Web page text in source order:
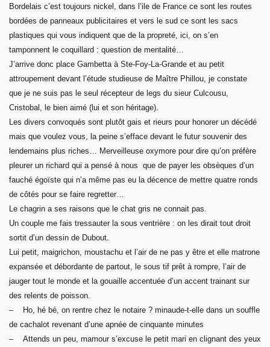
Bordelais c’est toujours nickel, dans l’ile de France ce sont les routes
bordées de panneaux publicitaires et vers le sud ce sont les sacs
plastiques qui vous indiquent que de la propreté, ici, on s’en
tamponnent le coquillard : question de mentalité…
J’arrive donc place Gambetta à Ste-Foy-La-Grande et au petit
attroupement devant l’étude studieuse de Maître Phillou, je constate
que je ne suis pas le seul récepteur de legs du sieur Culcousu,
Cristobal, le bien aimé (lui et son héritage).
Les divers convoqués sont plutôt gais et rieurs pour honorer un décédé
mais que voulez vous, la peine s’efface devant le futur souvenir des
lendemains plus riches… Merveilleuse oxymore pour dire qu’on préfère
pleurer un richard qui a pensé à nous que de payer les obsèques d’un
fauché égoïste qui n’a même pas eu la décence de mettre quatre ronds
de côtés pour se faire regretter…
Le chagrin a ses raisons que le chat gris ne connait pas.
Un couple me fais tressauter la sous ventrière : on les dirait tout droit
sortit d’un dessin de Dubout.
Lui petit, maigrichon, moustachu et l’air de ne pas y être et elle matrone
expansée et débordante de partout, le sous tif prêt à rompre, l’air de
jauger tout le monde et la gouaille accentuée d’un accent trainant sur
des relents de poisson.
– Ho, hé bé, on rentre chez le notaire ? minaude-t-elle dans un souffle
de cachalot revenant d’une apnée de cinquante minutes
– Attends un peu, mamour s’excuse le petit mari en clignant des yeux